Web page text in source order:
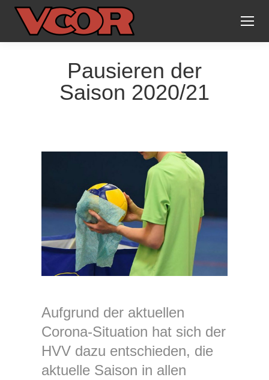
Pausieren der
Saison 2020/21
Aufgrund der aktuellen
Corona-Situation hat sich der
HVV dazu entschieden, die
aktuelle Saison in allen